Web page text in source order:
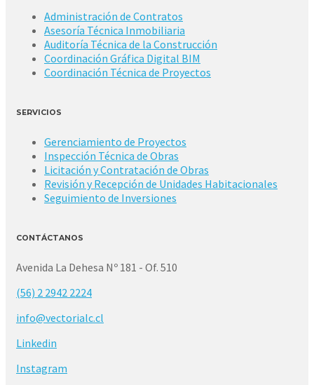
Administración de Contratos
Asesoría Técnica Inmobiliaria
Auditoría Técnica de la Construcción
Coordinación Gráfica Digital BIM
Coordinación Técnica de Proyectos
SERVICIOS
Gerenciamiento de Proyectos
Inspección Técnica de Obras
Licitación y Contratación de Obras
Revisión y Recepción de Unidades Habitacionales
Seguimiento de Inversiones
CONTÁCTANOS
Avenida La Dehesa Nº 181 - Of. 510
(56) 2 2942 2224
info@vectorialc.cl
Linkedin
Instagram